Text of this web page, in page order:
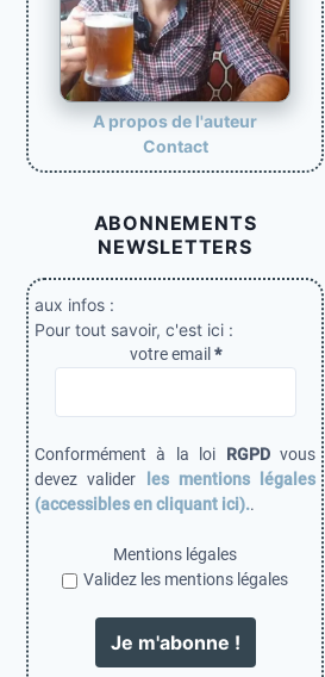
o
n
d
e
s
c
a
o
n
s
A propos de l'auteur
Contact
ABONNEMENTS
NEWSLETTERS
aux infos :
Pour tout savoir, c'est ici :
votre email *
Conformément à la loi RGPDvous
devez valider
les mentions légales
(accessibles en cliquant ici)..
Mentions légales
Validez les mentions légales